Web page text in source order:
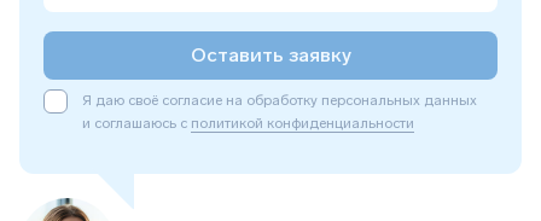
Оставить заявку
Я даю своё согласие на обработку персональных данных
и соглашаюсь с политикой конфиденциальности